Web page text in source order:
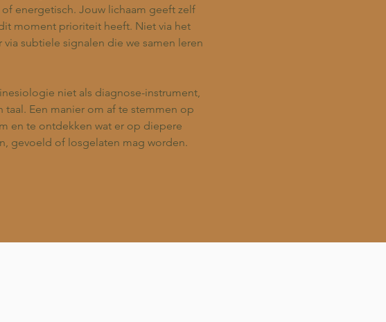
energetisch. Jouw lichaam geeft zelf
moment prioriteit heeft. Niet via het
via subtiele signalen die we samen leren
niet als diagnose-instrument,
taal. Een manier om af te stemmen op
en te ontdekken wat er op diepere
gevoeld of losgelaten mag worden.